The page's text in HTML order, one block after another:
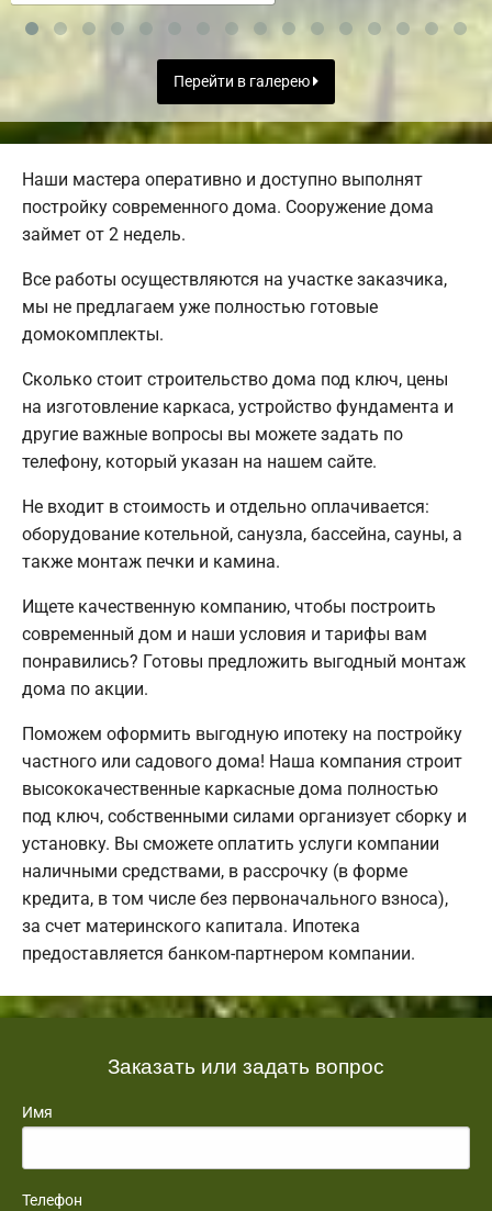
Перейти в галерею
Наши мастера оперативно и доступно выполнят
постройку современного дома. Сооружение дома
займет от 2 недель.
Все работы осуществляются на участке заказчика,
мы не предлагаем уже полностью готовые
домокомплекты.
Сколько стоит строительство дома под ключ, цены
на изготовление каркаса, устройство фундамента и
другие важные вопросы вы можете задать по
телефону, который указан на нашем сайте.
Не входит в стоимость и отдельно оплачивается:
оборудование котельной, санузла, бассейна, сауны, а
также монтаж печки и камина.
Ищете качественную компанию, чтобы построить
современный дом и наши условия и тарифы вам
понравились? Готовы предложить выгодный монтаж
дома по акции.
Поможем оформить выгодную ипотеку на постройку
частного или садового дома! Наша компания строит
высококачественные каркасные дома полностью
под ключ, собственными силами организует сборку и
установку. Вы сможете оплатить услуги компании
наличными средствами, в рассрочку (в форме
кредита, в том числе без первоначального взноса),
за счет материнского капитала. Ипотека
предоставляется банком-партнером компании.
Заказать или задать вопрос
Имя
Телефон